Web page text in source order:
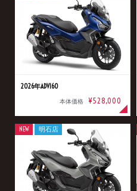
2026年ADV160
本体価格 ¥528,000
NEW 明石店